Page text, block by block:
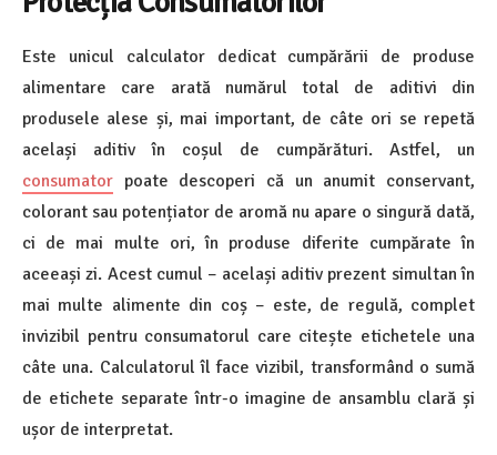
Este unicul calculator dedicat cumpărării de produse
alimentare care arată numărul total de aditivi din
produsele alese și, mai important, de câte ori se repetă
același aditiv în coșul de cumpărături. Astfel, un
consumator poate descoperi că un anumit conservant,
colorant sau potențiator de aromă nu apare o singură dată,
ci de mai multe ori, în produse diferite cumpărate în
aceeași zi. Acest cumul – același aditiv prezent simultan în
mai multe alimente din coș – este, de regulă, complet
invizibil pentru consumatorul care citește etichetele una
câte una. Calculatorul îl face vizibil, transformând o sumă
de etichete separate într-o imagine de ansamblu clară și
ușor de interpretat.